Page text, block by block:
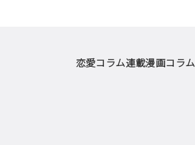
恋愛コラム連載漫画コラム